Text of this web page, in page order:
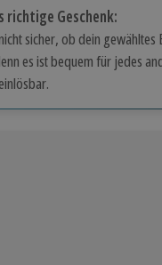
richtige Geschenk:
sicher, ob dein gewähltes
es ist bequem für jedes